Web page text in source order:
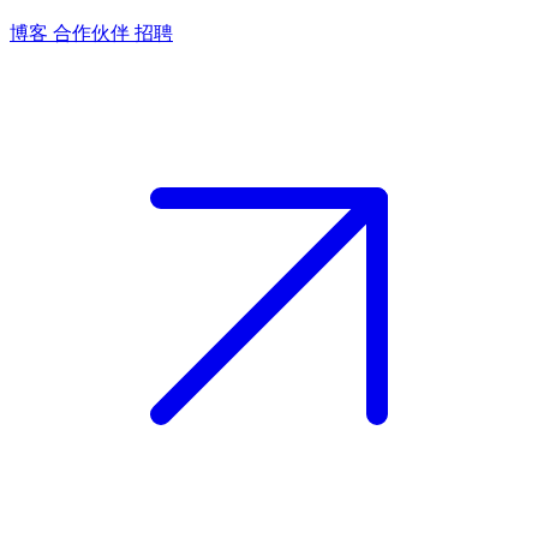
博客 合作伙伴 招聘